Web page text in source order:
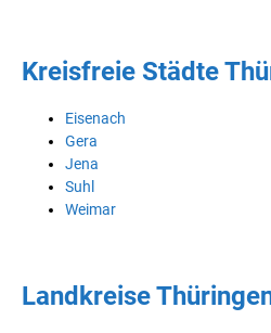
Kreisfreie Städte
Eisenach
Gera
Jena
Suhl
Weimar
Landkreise